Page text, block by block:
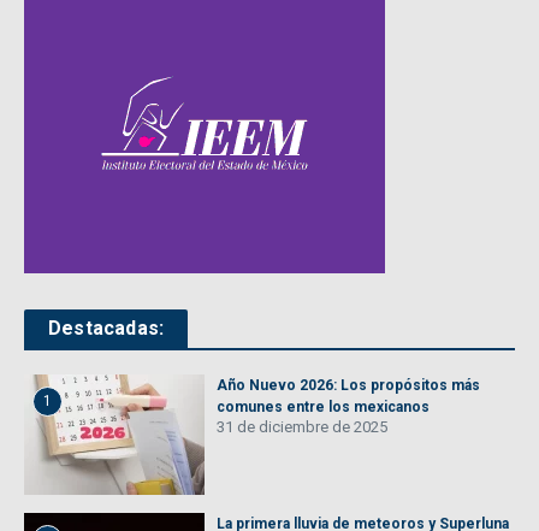
Destacadas:
1
Año Nuevo 2026: Los propósitos más
comunes entre los mexicanos
31 de diciembre de 2025
La primera lluvia de meteoros y Superluna